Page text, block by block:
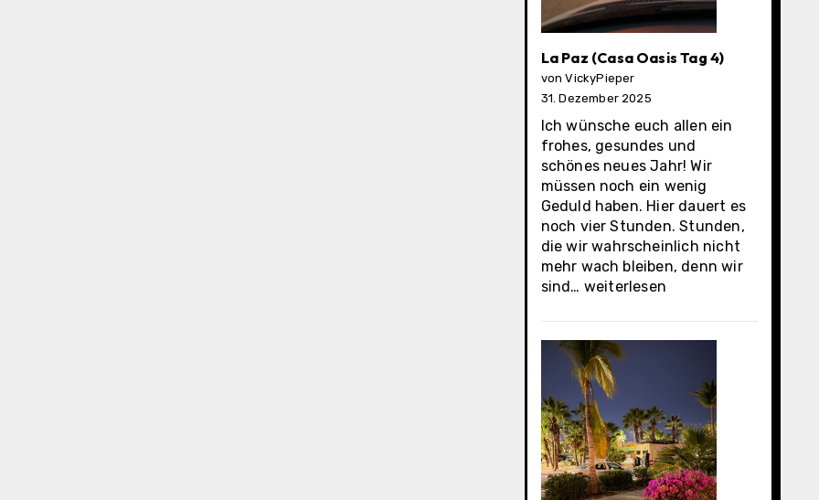
La Paz (Casa Oasis Tag 4)
von VickyPieper
31. Dezember 2025
Ich wünsche euch allen ein
frohes, gesundes und
schönes neues Jahr! Wir
müssen noch ein wenig
Geduld haben. Hier dauert es
noch vier Stunden. Stunden,
die wir wahrscheinlich nicht
mehr wach bleiben, denn wir
sind… La
(Casa
Oasis
Tag
4)
weiterlesen